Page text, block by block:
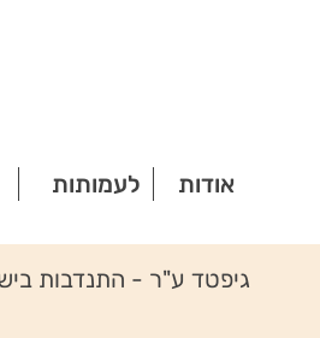
לעמותות אודות
גיפטד ע"ר - התנדבות